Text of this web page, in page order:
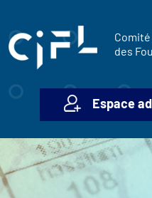
des
Espace